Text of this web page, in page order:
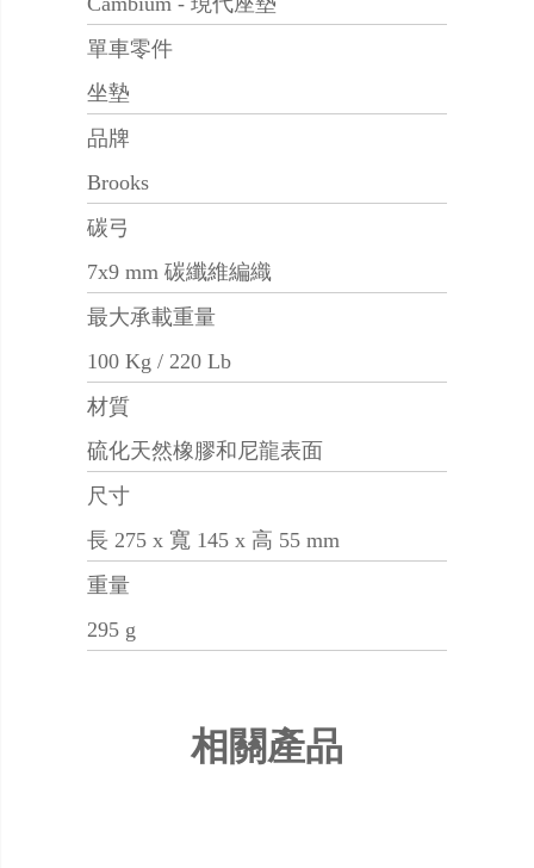
單車零件
坐墊
品牌
Brooks
碳弓
7x9 mm 碳纖維編織
最大承載重量
100 Kg / 220 Lb
材質
硫化天然橡膠和尼龍表面
尺寸
長 275 x 寬 145 x 高 55 mm
重量
295 g
相關產品